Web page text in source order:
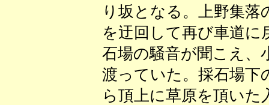
り坂となる。上野集
を迂回して再び車道
石場の騒音が聞こえ、
渡っていた。採石場下
ら頂上に草原を頂い